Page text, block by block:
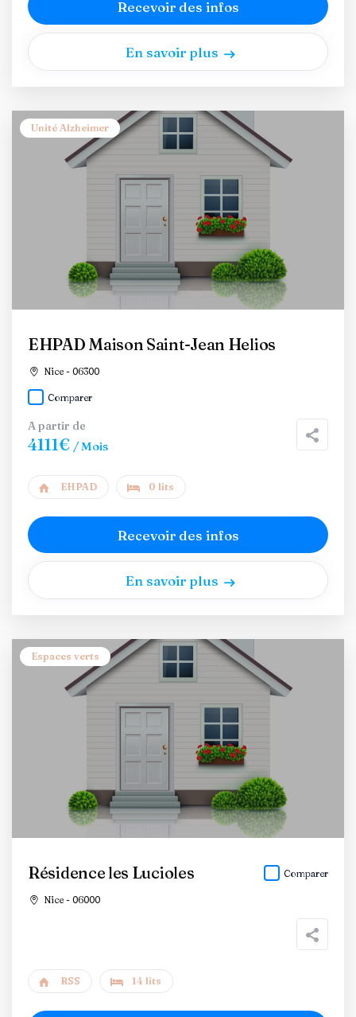
Recevoir des infos
En savoir plus
Unité Alzheimer
EHPAD Maison Saint-Jean Helios
Nice - 06300
Comparer
A partir de
4111€ / Mois
EHPAD 0 lits
Recevoir des infos
En savoir plus
Espaces verts
Résidence les Lucioles
Nice - 06000
Comparer
RSS 14 lits